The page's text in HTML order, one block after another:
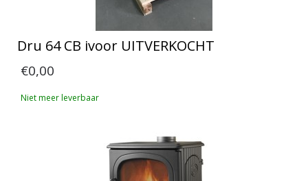
Dru 64 CB ivoor UITVERKOCHT
€0,00
Niet meer leverbaar